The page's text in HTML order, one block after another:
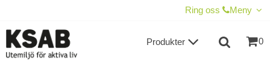
Ring oss Meny
0
Produkter
TILL KASSAN